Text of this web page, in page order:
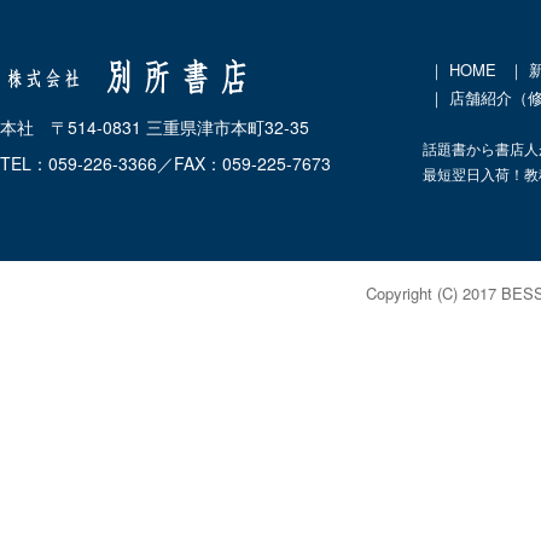
本社 〒514-0831 三重県津市本町32-35
TEL：059-226-3366／FAX：059-225-7673
｜ HOME ｜
｜ 店舗紹介（
話題書から書店
最短翌日入荷！
Copyright (C) 2017